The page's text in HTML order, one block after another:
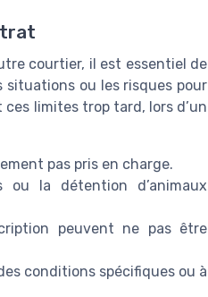
courtier, il est essentiel de
situations ou les risques pour
limites trop tard, lors d’un
pas pris en charge.
ou la détention d’animaux
peuvent ne pas être
conditions spécifiques ou à